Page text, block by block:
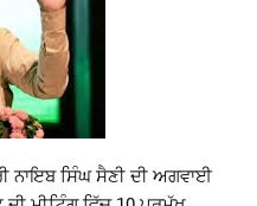
ਨਾਇਬ ਸਿੰਘ ਸੈਣੀ ਦੀ ਅਗਵਾਈ